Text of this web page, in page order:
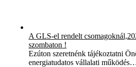
A GLS-el rendelt
szombaton !
Ezúton szeretnénk tájékoztatni
energiatudatos vállalati